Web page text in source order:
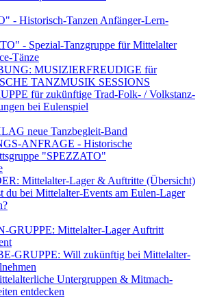
- Historisch-Tanzen Anfänger-Lern-
- Spezial-Tanzgruppe für Mittelalter
Tänze
MUSIZIERFREUDIGE für
TANZMUSIK SESSIONS
für zukünftige Trad-Folk- / Volkstanz-
bei Eulenspiel
neue Tanzbegleit-Band
ANFRAGE - Historische
"SPEZZATO"
Mittelalter-Lager & Auftritte (Übersicht)
du bei Mittelalter-Events am Eulen-Lager
GRUPPE: Mittelalter-Lager Auftritt
GRUPPE: Will zukünftig bei Mittelalter-
Untergruppen & Mitmach-
entdecken